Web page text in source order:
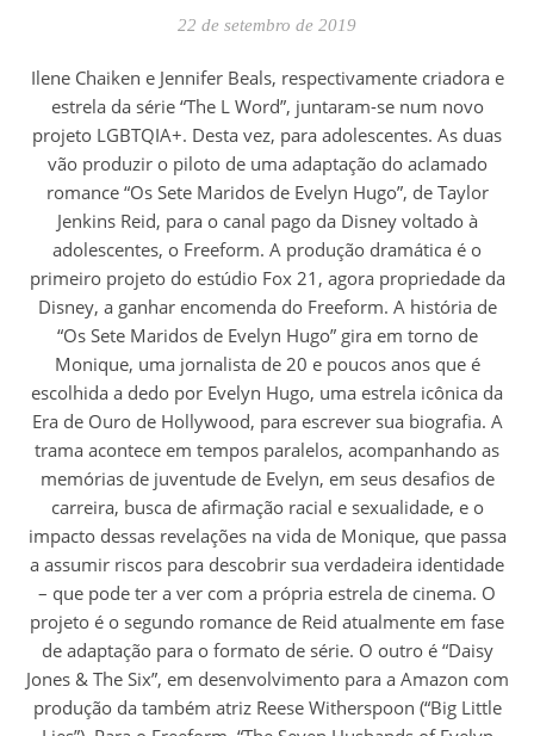
22 de setembro de 2019
Ilene Chaiken e Jennifer Beals, respectivamente criadora e
estrela da série “The L Word”, juntaram-se num novo
projeto LGBTQIA+. Desta vez, para adolescentes. As duas
vão produzir o piloto de uma adaptação do aclamado
romance “Os Sete Maridos de Evelyn Hugo”, de Taylor
Jenkins Reid, para o canal pago da Disney voltado à
adolescentes, o Freeform. A produção dramática é o
primeiro projeto do estúdio Fox 21, agora propriedade da
Disney, a ganhar encomenda do Freeform. A história de
“Os Sete Maridos de Evelyn Hugo” gira em torno de
Monique, uma jornalista de 20 e poucos anos que é
escolhida a dedo por Evelyn Hugo, uma estrela icônica da
Era de Ouro de Hollywood, para escrever sua biografia. A
trama acontece em tempos paralelos, acompanhando as
memórias de juventude de Evelyn, em seus desafios de
carreira, busca de afirmação racial e sexualidade, e o
impacto dessas revelações na vida de Monique, que passa
a assumir riscos para descobrir sua verdadeira identidade
– que pode ter a ver com a própria estrela de cinema. O
projeto é o segundo romance de Reid atualmente em fase
de adaptação para o formato de série. O outro é “Daisy
Jones & The Six”, em desenvolvimento para a Amazon com
produção da também atriz Reese Witherspoon (“Big Little